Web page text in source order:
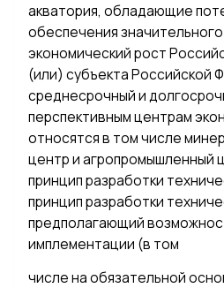
акватория, обладающие
обеспечения
экономический рост
(или) субъекта Российской
среднесрочный и
перспективным центрам
относятся в том числе
центр и агропромышленный
принцип разработки
принцип разработки
предполагающий
имплементации (в том
числе на обязательной